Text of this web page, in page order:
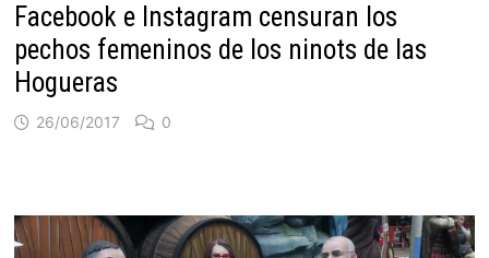
Facebook e Instagram censuran los
pechos femeninos de los ninots de las
Hogueras
26/06/2017 0